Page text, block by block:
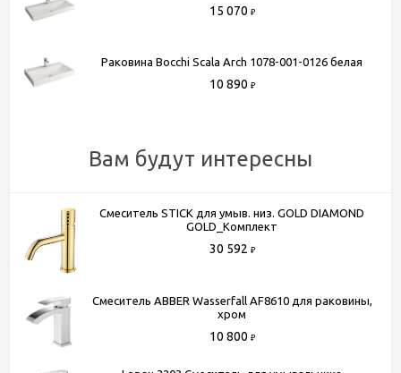
Высота, см
14
Цвет
черный
Поверхность
матовая
фарфор
Способы получения товара:
- Самовывоз из шоу-рума по адресу Киевское шоссе, 500
метров от МКАД. БП "Румянцево", корпус В, этаж 2,
павильон 205В
- Доставка по Москве в пределах МКАД (стоимость
доставки рассчитывается менеджером после оформления
15 070 ₽
Раковина Bocchi Scala Arch 1078-001-0126 белая
10 890 ₽
Вам будут интересны
Смеситель STICK для умыв. низ. GOLD DIAMOND
GOLD_Комплект
30 592 ₽
Смеситель ABBER Wasserfall AF8610 для раковины,
хром
10 800 ₽